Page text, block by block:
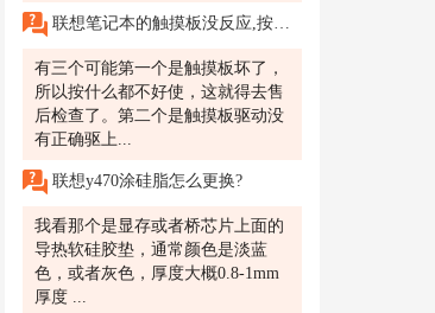
联想笔记本的触摸板没反应,按键也没用。鼠标也没用了,怎么处理呢?
有三个可能第一个是触摸板坏了，
所以按什么都不好使，这就得去售
后检查了。第二个是触摸板驱动没
有正确驱上...
联想y470涂硅脂怎么更换?
我看那个是显存或者桥芯片上面的
导热软硅胶垫，通常颜色是淡蓝
色，或者灰色，厚度大概0.8-1mm
厚度 ...